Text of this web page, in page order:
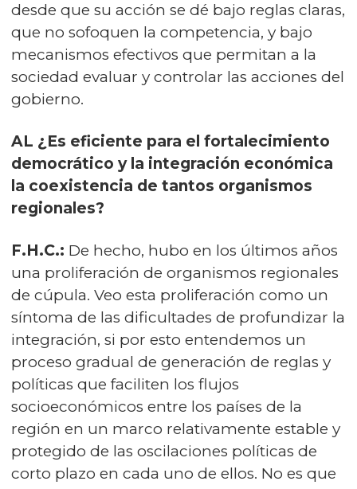
desde que su acción se dé bajo reglas claras,
que no sofoquen la competencia, y bajo
mecanismos efectivos que permitan a la
sociedad evaluar y controlar las acciones del
gobierno.
AL ¿Es eficiente para el fortalecimiento
democrático y la integración económica
la coexistencia de tantos organismos
regionales?
F.H.C.: De hecho, hubo en los últimos años
una proliferación de organismos regionales
de cúpula. Veo esta proliferación como un
síntoma de las dificultades de profundizar la
integración, si por esto entendemos un
proceso gradual de generación de reglas y
políticas que faciliten los flujos
socioeconómicos entre los países de la
región en un marco relativamente estable y
protegido de las oscilaciones políticas de
corto plazo en cada uno de ellos. No es que